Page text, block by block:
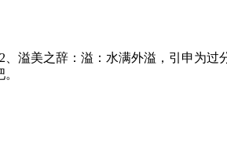
溢美之辞：溢：水满外溢，引申为